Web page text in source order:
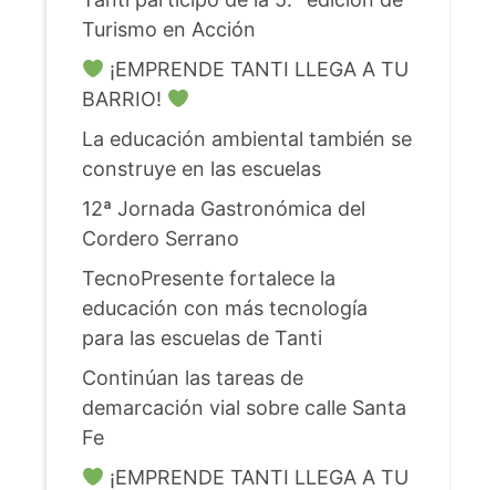
Turismo en Acción
¡EMPRENDE TANTI LLEGA A TU
BARRIO!
La educación ambiental también se
construye en las escuelas
12ª Jornada Gastronómica del
Cordero Serrano
TecnoPresente fortalece la
educación con más tecnología
para las escuelas de Tanti
Continúan las tareas de
demarcación vial sobre calle Santa
Fe
¡EMPRENDE TANTI LLEGA A TU